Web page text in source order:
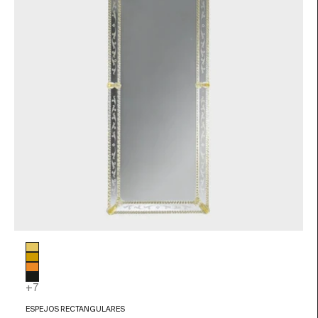
Color de Cristal
Pan de oro
Ámbar
Negro
+7
ESPEJOS RECTANGULARES